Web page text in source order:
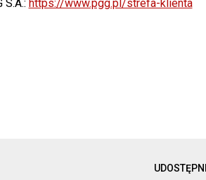
https://www.pgg.pl/strefa-klienta